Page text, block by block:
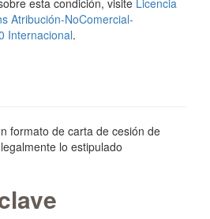
esta condición, visite Licencia
Atribución-NoComercial-
Internacional.
formato de carta de cesión de
lo estipulado